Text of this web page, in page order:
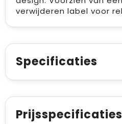
verwijderen label voor
Specificaties
Prijsspecificaties